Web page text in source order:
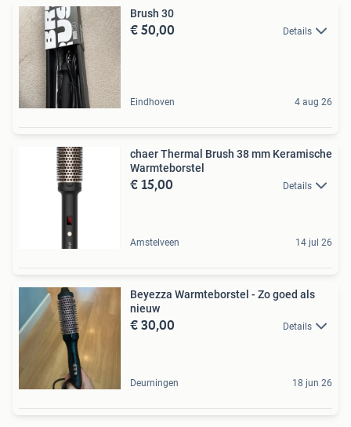
Brush 30
€ 50,00 Details
Eindhoven 4 aug 26
chaer Thermal Brush 38 mm Keramische
Warmteborstel
€ 15,00 Details
Amstelveen 14 jul 26
Beyezza Warmteborstel - Zo goed als
nieuw
€ 30,00 Details
Deurningen 18 jun 26